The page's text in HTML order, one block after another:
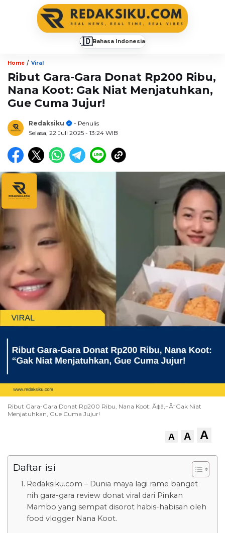
🇮🇩Bahasa Indonesia
Home / Viral
Ribut Gara-Gara Donat Rp200 Ribu,
Nana Koot: Gak Niat Menjatuhkan,
Gue Cuma Jujur!
Redaksiku
- Penulis
Selasa, 22 Juli 2025 - 13:24 WIB
Ribut Gara-Gara Donat Rp200 Ribu, Nana Koot: Ã¢â‚¬Å“Gak Niat
Menjatuhkan, Gue Cuma Jujur!
A A A
Daftar isi
Redaksiku.com – Dunia maya lagi rame banget
nih gara-gara review donat viral dari Pinkan
Mambo yang sempat disorot habis-habisan oleh
food vlogger Nana Koot.